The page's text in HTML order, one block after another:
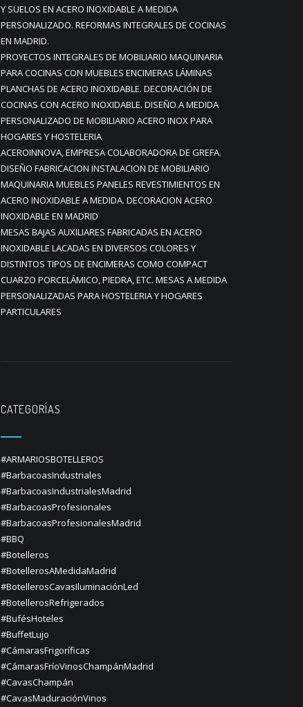
Y SUELOS EN ACERO INOXIDABLE A MEDIDA
PERSONALIZADO. REFORMAS INTEGRALES DE COCINAS
EN MADRID.
PROYECTOS INTEGRALES DE MOBILIARIO MAQUINARIA
PARA COCINAS CON MUEBLES ENCIMERAS LÁMINAS
PLANCHAS DE ACERO INOXIDABLE. DECORACIÓN DE
COCINAS CON ACERO INOXIDABLE. DISEÑO A MEDIDA
PERSONALIZADO DE MOBILIARIO ACERO INOX PARA
HOGARES Y HOSTELERIA
ACEROINNOVA, EMPRESA COLABORADORA DE GREFA.
DISEÑO FABRICACION INSTALACION DE MOBILIARIO
MAQUINARIA MUEBLES PANELES REVESTIMIENTOS EN
ACERO INOXIDABLE A MEDIDA. DECORACION ACERO
INOXIDABLE EN MADRID
MESAS BAJAS AUXILIARES FABRICADAS EN ACERO
INOXIDABLE LACADAS EN DIVERSOS COLORES Y
DISTINTOS TIPOS DE ENCIMERAS COMO COMPACT
CUARZO PORCELÁMICO, PIEDRA, ETC. MESAS A MEDIDA
PERSONALIZADAS PARA HOSTELERIA Y HOGARES
PARTICULARES
CATEGORÍAS
#ARMARIOSBOTELLEROS
#BarbacoasIndustriales
#BarbacoasIndustrialesMadrid
#BarbacoasProfesionales
#BarbacoasProfesionalesMadrid
#BBQ
#Botelleros
#BotellerosAMedidaMadrid
#BotellerosCavasIluminaciónLed
#BotellerosRefrigerados
#BufésHoteles
#BuffetLujo
#CámarasFrigoríficas
#CámarasFríoVinosChampánMadrid
#CavasChampán
#CavasMaduraciónVinos